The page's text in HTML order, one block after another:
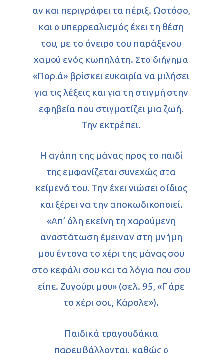
αν και περιγράφει τα πέριξ. Ωστόσο,
και ο υπερρεαλισμός έχει τη θέση
του, με το όνειρο του παράξενου
χαμού ενός κωπηλάτη. Στο διήγημα
«Ποριά» βρίσκει ευκαιρία να μιλήσει
για τις λέξεις και για τη στιγμή στην
εφηβεία που στιγματίζει μια ζωή.
Την εκτρέπει.
Η αγάπη της μάνας προς το παιδί
της εμφανίζεται συνεχώς στα
κείμενά του. Την έχει νιώσει ο ίδιος
και ξέρει να την αποκωδικοποιεί.
«Απ’ όλη εκείνη τη χαρούμενη
αναστάτωση έμειναν στη μνήμη
μου έντονα το χέρι της μάνας σου
στο κεφάλι σου και τα λόγια που σου
είπε. Ζυγούρι μου» (σελ. 95, «Πάρε
το χέρι σου, Κάρολε»).
Παιδικά τραγουδάκια
παρεμβάλλονται, καθώς ο
Αρχική
Βιογραφικό
Βιβλία